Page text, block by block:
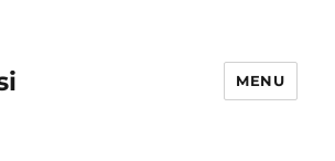
MENU